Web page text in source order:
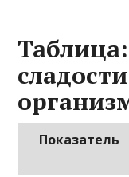
Показатель